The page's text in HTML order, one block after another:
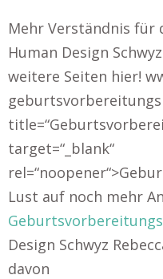
Mehr Verständnis für
Human Design
weitere Seiten hier!
target=“_blank“
Lust auf noch mehr
Design Schwyz
davon